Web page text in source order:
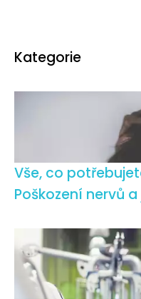
Kategorie
Vše, co
Poškození nervů